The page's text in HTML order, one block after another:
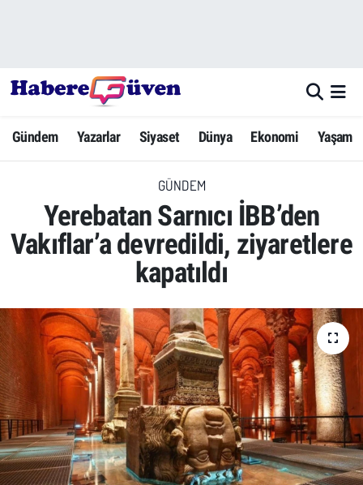
Gündem Yazarlar Siyaset Dünya Ekonomi Yaşam
GÜNDEM
Yerebatan Sarnıcı İBB’den
Vakıflar’a devredildi, ziyaretlere
kapatıldı
Yazarlar
Dünya
Ekonomi
Yerel Haberler
Eğitim
Sağlık
Kadın
Emek
Hava Durumu
Trafik Durumu
Süper Lig Puan Durumu ve Fikstür
Tüm Manşetler
Son Dakika Haberleri
Haber Arşivi